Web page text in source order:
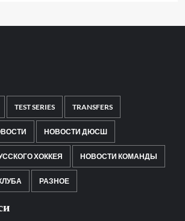
TEST SERIES TRANSFERS
НОВОСТИ ДЮСШ
ХОККЕЯ НОВОСТИ КОМАНДЫ
РАЗНОЕ